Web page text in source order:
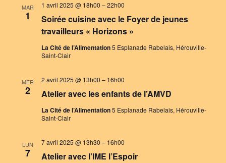
MAR
1
Soirée cuisine avec le Foyer de jeunes
travailleurs « Horizons »
1 avril 2025 @ 18h00 –22h00
La Cité de l’Alimentation5 Esplanade Rabelais, Hérouville-
Saint-Clair
MER
2 Atelier avec les enfants de l’AMVD
2 avril 2025 @ 13h00 – 16h00
La Cité de l’Alimentation5 Esplanade Rabelais, Hérouville-
Saint-Clair
LUN
7 Atelier avec l’IME l’Espoir
7 avril 2025 @ 13h30 – 16h00